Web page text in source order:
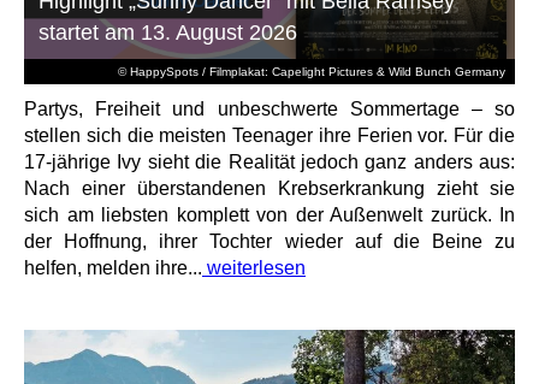
© HappySpots / Filmplakat: Capelight Pictures & Wild Bunch Germany
startet am 13. August 2026
Partys, Freiheit und unbeschwerte Sommertage – so
stellen sich die meisten Teenager ihre Ferien vor. Für die
17-jährige Ivy sieht die Realität jedoch ganz anders aus:
Nach einer überstandenen Krebserkrankung zieht sie
sich am liebsten komplett von der Außenwelt zurück. In
der Hoffnung, ihrer Tochter wieder auf die Beine zu
helfen, melden ihre... weiterlesen